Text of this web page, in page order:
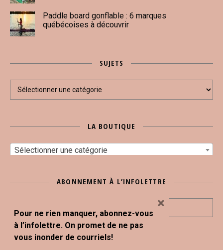
Paddle board gonflable : 6 marques
québécoises à découvrir
SUJETS
LA BOUTIQUE
Sélectionner une catégorie
ABONNEMENT À L’INFOLETTRE
Pour ne rien manquer, abonnez-vous
à l’infolettre. On promet de ne pas
vous inonder de courriels!
×